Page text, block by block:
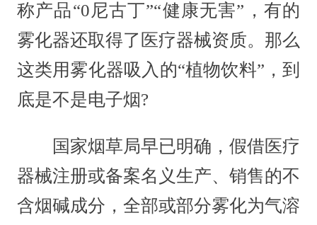
称产品“0尼古丁”“健康无害”，有的
雾化器还取得了医疗器械资质。那么
这类用雾化器吸入的“植物饮料”，到
底是不是电子烟?
国家烟草局早已明确，假借医疗
器械注册或备案名义生产、销售的不
含烟碱成分，全部或部分雾化为气溶